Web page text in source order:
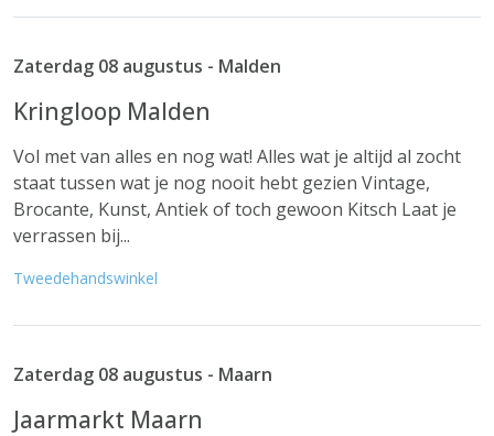
Zaterdag 08 augustus - Malden
Kringloop Malden
Vol met van alles en nog wat! Alles wat je altijd al zocht
staat tussen wat je nog nooit hebt gezien Vintage,
Brocante, Kunst, Antiek of toch gewoon Kitsch Laat je
verrassen bij...
Tweedehandswinkel
Zaterdag 08 augustus - Maarn
Jaarmarkt Maarn